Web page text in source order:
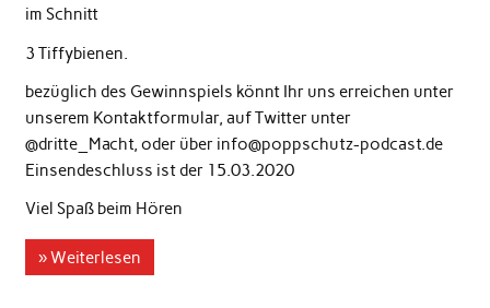
im Schnitt
3 Tiffybienen.
bezüglich des Gewinnspiels könnt Ihr uns erreichen unter
unserem Kontaktformular, auf Twitter unter
@dritte_Macht, oder über info@poppschutz-podcast.de
Einsendeschluss ist der 15.03.2020
Viel Spaß beim Hören
» Weiterlesen